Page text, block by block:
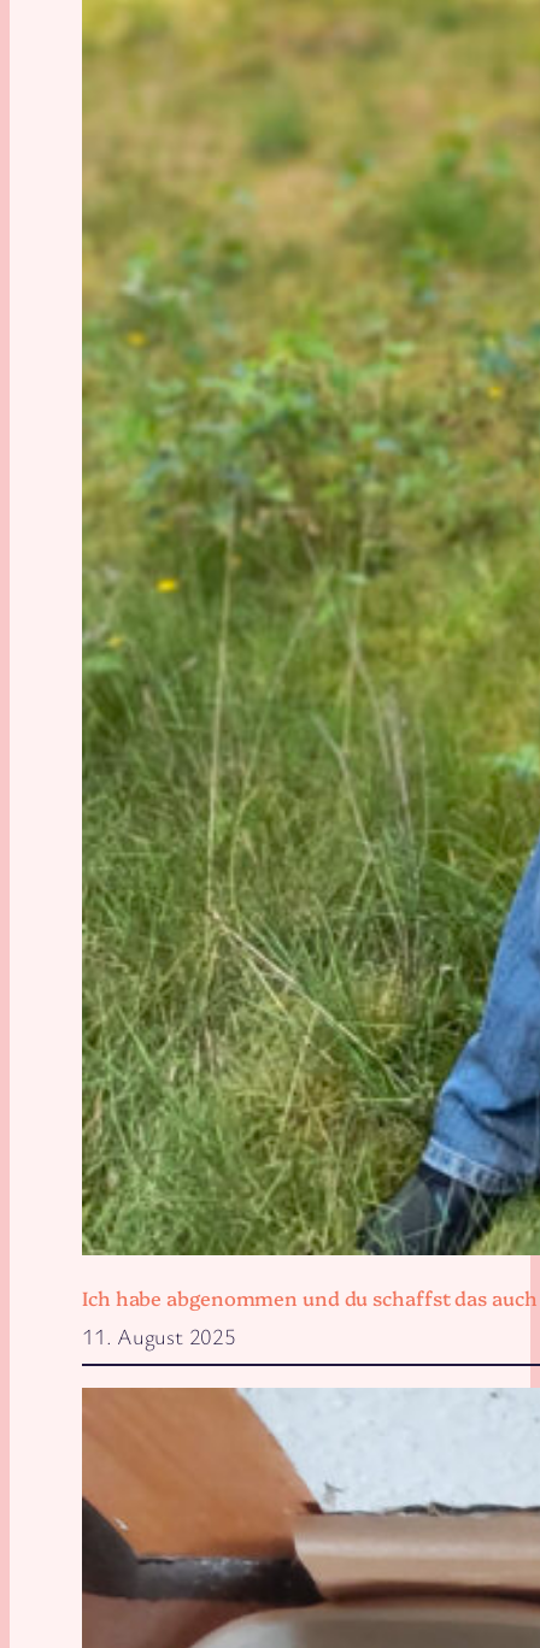
Ich habe abgenommen und du schaffst das auch
11. August 2025